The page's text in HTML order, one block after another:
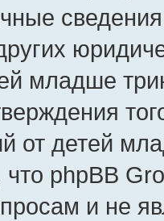
младше
от детей
phpBB
и не